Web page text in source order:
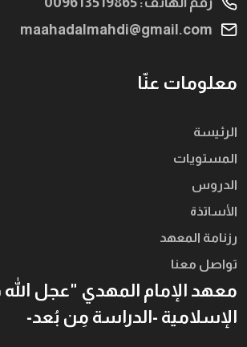
maahadalmahdi@gmail.com
معلومات عنّا
الرئيسة
المستويات
الدروس
الأساتذة
رزنامة المعهد
تواصل معنا
معهد الإمام المهدي "عجل
الإسلامية -الدراسة مِن بُعد-